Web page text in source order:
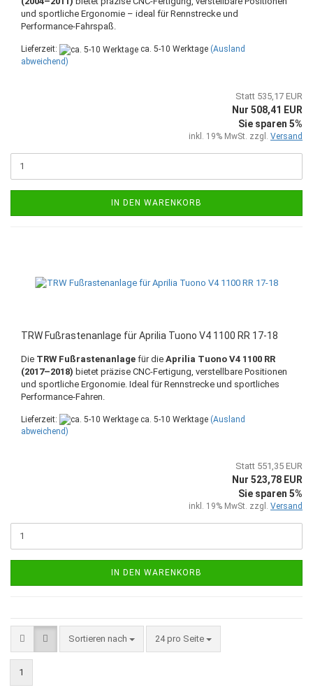
und sportliche Ergonomie – ideal für Rennstrecke und
Performance-Fahrspaß.
Lieferzeit: ca. 5-10 Werktage (Ausland
abweichend)
Statt 535,17 EUR
Nur 508,41 EUR
Sie sparen 5%
inkl. 19% MwSt. zzgl. Versand
IN DEN WARENKORB
TRW Fußrastenanlage für Aprilia Tuono V4 1100 RR 17-18
Die TRW Fußrastenanlage für die Aprilia Tuono V4 1100 RR
(2017–2018) bietet präzise CNC-Fertigung, verstellbare Positionen
und sportliche Ergonomie. Ideal für Rennstrecke und sportliches
Performance-Fahren.
Lieferzeit: ca. 5-10 Werktage (Ausland
abweichend)
Statt 551,35 EUR
Nur 523,78 EUR
Sie sparen 5%
inkl. 19% MwSt. zzgl. Versand
IN DEN WARENKORB
Sortieren nach
Sortieren nach 24 pro Seite
pro Seite
1